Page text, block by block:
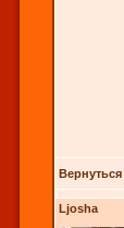
Вернуться
Ljosha